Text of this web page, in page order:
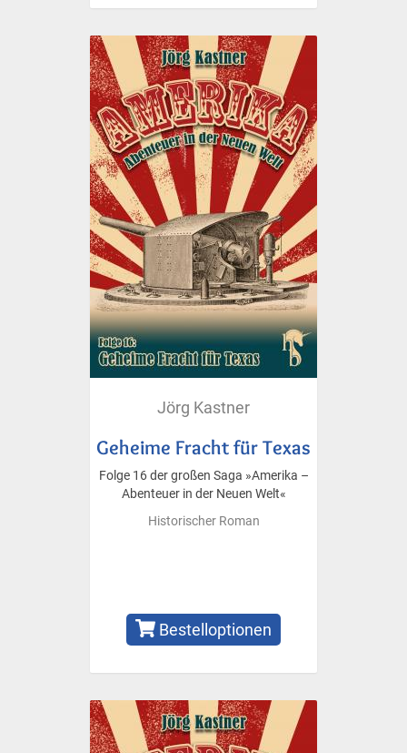
Jörg Kastner
Geheime Fracht für Texas
Folge 16 der großen Saga »Amerika –
Abenteuer in der Neuen Welt«
Historischer Roman
Bestelloptionen